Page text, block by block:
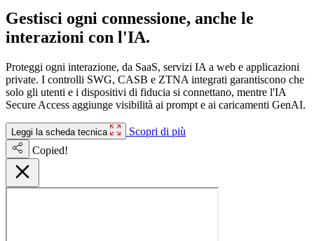
Gestisci ogni connessione, anche le
interazioni con l'IA.
Proteggi ogni interazione, da SaaS, servizi IA a web e applicazioni
private. I controlli SWG, CASB e ZTNA integrati garantiscono che
solo gli utenti e i dispositivi di fiducia si connettano, mentre l'IA
Secure Access aggiunge visibilità ai prompt e ai caricamenti GenAI.
Leggi la scheda tecnica
Scopri di più
Copied!